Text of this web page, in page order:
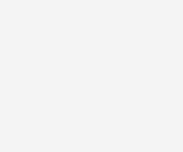
­Antropología vorgestellt. In
Abonnenten weitere Infos
von einem Wasserfall